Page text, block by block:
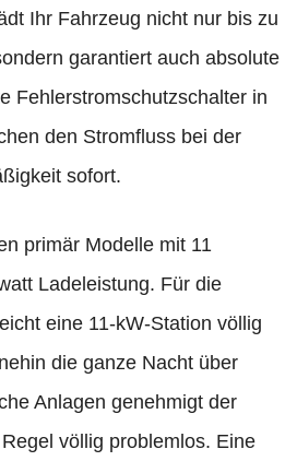
Ihr Fahrzeug nicht nur bis zu
garantiert auch absolute
Fehlerstromschutzschalter in
den Stromfluss bei der
sofort.
primär Modelle mit 11
Ladeleistung. Für die
eine 11-kW-Station völlig
die ganze Nacht über
Anlagen genehmigt der
völlig problemlos. Eine